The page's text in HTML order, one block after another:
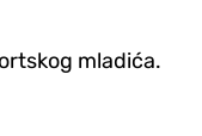
mladića.